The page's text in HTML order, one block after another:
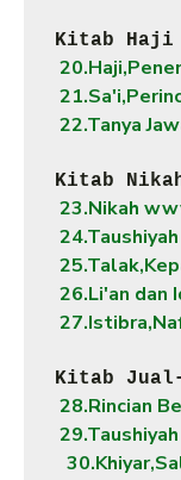
Kitab Haji
22.Tanya
Kitab
23.Nikah
26.Li'an dan
Kitab
28.Rincian